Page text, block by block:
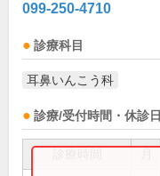
099-250-4710
診療科目
耳鼻いんこう科
診療/受付時間・休診日